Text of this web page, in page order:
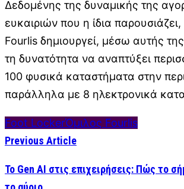
Δεδομένης της δυναμικής της
ευκαιριών που η ίδια
Fourlis δημιουργεί, μέσω αυτής
τη δυνατότητα να αναπτύξει
100 φυσικά καταστήματα στην
παράλληλα με 8 ηλεκτρονικά
Foot LockerΌμιλος Fourlis
Previous Article
Το Gen AI στις επιχειρήσεις: Πώς το